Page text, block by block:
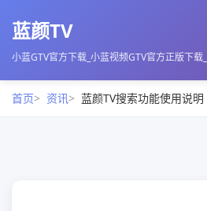
蓝颜TV
小蓝GTV官方下载_小蓝视频GTV官方正版下载
首页 资讯 蓝颜TV搜索功能使用说明